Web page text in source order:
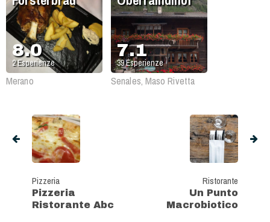
8.0
2Esperienze
Merano
7.1
39Esperienze
Senales, Maso Rivetta
Pizzeria
Pizzeria
Ristorante Abc
Ristorante
Un Punto
Macrobiotico